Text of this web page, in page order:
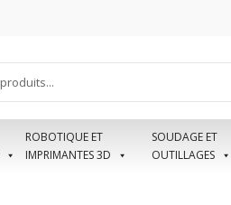
ROBOTIQUE ET
IMPRIMANTES 3D
SOUDAGE ET
OUTILLAGES